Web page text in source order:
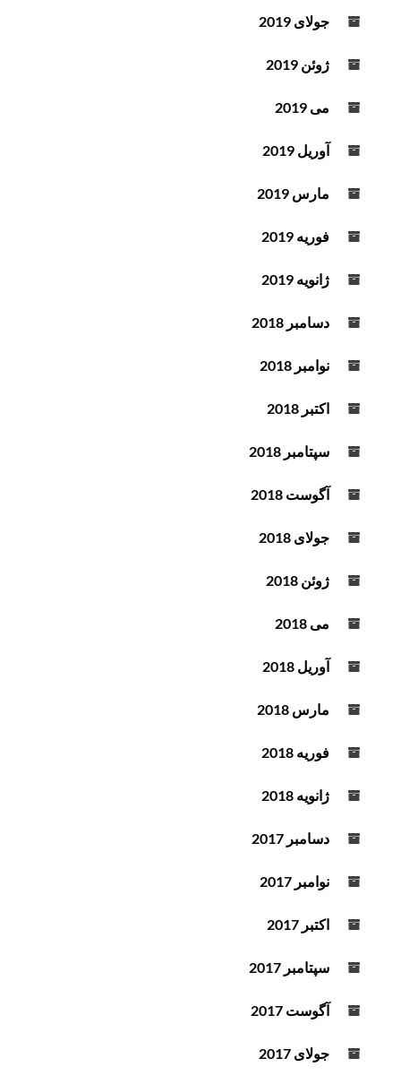
جولای 2019
ژوئن 2019
می 2019
آوریل 2019
مارس 2019
فوریه 2019
ژانویه 2019
دسامبر 2018
نوامبر 2018
اکتبر 2018
سپتامبر 2018
آگوست 2018
جولای 2018
ژوئن 2018
می 2018
آوریل 2018
مارس 2018
فوریه 2018
ژانویه 2018
دسامبر 2017
نوامبر 2017
اکتبر 2017
سپتامبر 2017
آگوست 2017
جولای 2017